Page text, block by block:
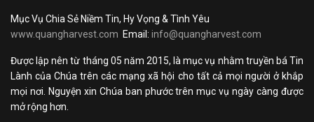
Mục Vụ Chia Sẻ Niềm Tin, Hy Vọng & Tình Yêu
www.quangharvest.com Email: info@quangharvest.com
Được lập nên từ tháng 05 năm 2015, là mục vụ nhằm truyền bá Tin
Lành của Chúa trên các mạng xã hội cho tất cả mọi người ở khắp
mọi nơi. Nguyện xin Chúa ban phước trên mục vụ ngày càng được
mở rộng hơn.